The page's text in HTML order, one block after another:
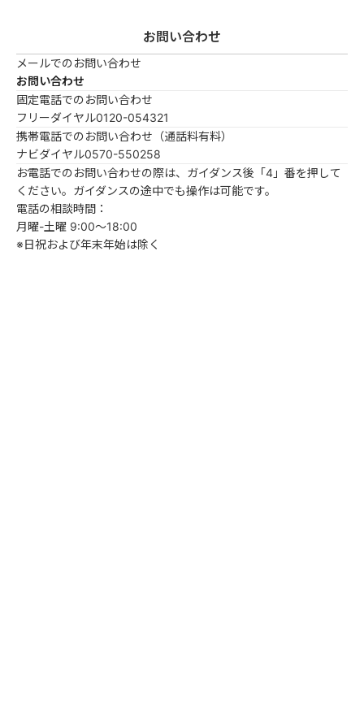
お問い合わせ
メールでのお問い合わせ
お問い合わせ
固定電話でのお問い合わせ
フリーダイヤル0120-054321
携帯電話でのお問い合わせ（通話料有料）
ナビダイヤル0570-550258
お電話でのお問い合わせの際は、ガイダンス後「4」番を押して
ください。ガイダンスの途中でも操作は可能です。
電話の相談時間：
月曜-土曜 9:00～18:00
※日祝および年末年始は除く